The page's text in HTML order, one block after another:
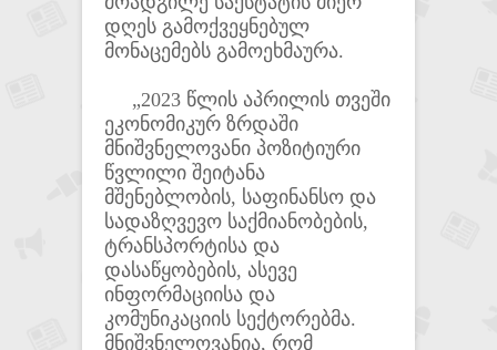
დღეს გამოქვეყნებულ
მონაცემებს გამოეხმაურა.
„2023 წლის აპრილის თვეში
ეკონომიკურ ზრდაში
მნიშვნელოვანი პოზიტიური
წვლილი შეიტანა
მშენებლობის, საფინანსო და
სადაზღვევო საქმიანობების,
ტრანსპორტისა და
დასაწყობების, ასევე
ინფორმაციისა და
კომუნიკაციის სექტორებმა.
მნიშვნელოვანია, რომ